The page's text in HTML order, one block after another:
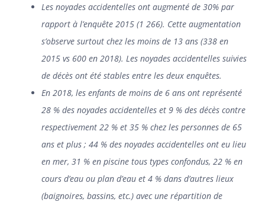
Les noyades accidentelles ont augmenté de 30% par
rapport à l’enquête 2015 (1 266). Cette augmentation
s’observe surtout chez les moins de 13 ans (338 en
2015 vs 600 en 2018). Les noyades accidentelles suivies
de décès ont été stables entre les deux enquêtes.
En 2018, les enfants de moins de 6 ans ont représenté
28 % des noyades accidentelles et 9 % des décès contre
respectivement 22 % et 35 % chez les personnes de 65
ans et plus ; 44 % des noyades accidentelles ont eu lieu
en mer, 31 % en piscine tous types confondus, 22 % en
cours d’eau ou plan d’eau et 4 % dans d’autres lieux
(baignoires, bassins, etc.) avec une répartition de